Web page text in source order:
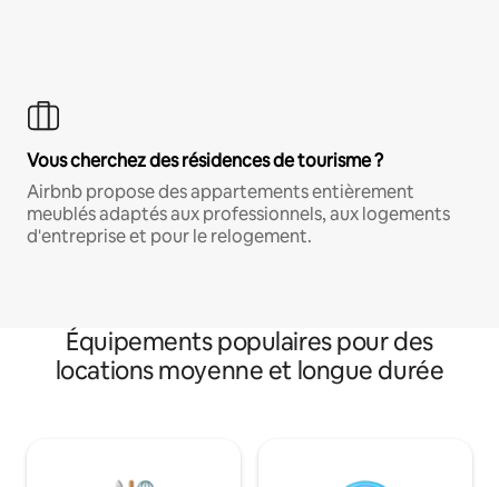
Vous cherchez des résidences de tourisme ?
Airbnb propose des appartements entièrement
meublés adaptés aux professionnels, aux logements
d'entreprise et pour le relogement.
Équipements populaires pour des
locations moyenne et longue durée